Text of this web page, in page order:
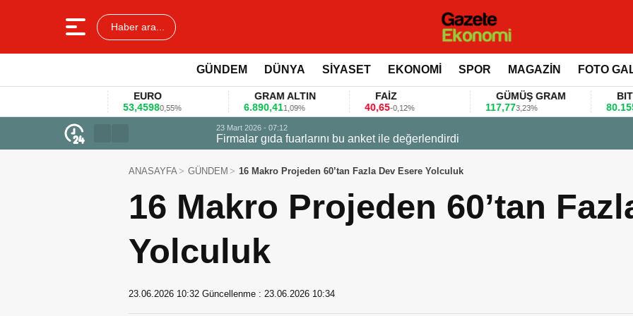
Haber ara...
GÜNDEM DÜNYA SİYASET EKONOMİ SPOR MAGAZİN FOTO
EURO
0,55%
GRAM ALTIN
6.890,41 1,09% -0,12%
GÜMÜŞ GRAM
3,23%
BITCOIN
80.155,00
0,36%
Firmalar gıda fuarlarını bu anket ile değerlendirdi
ANASAYFA GÜNDEM 16 Makro Projeden 60’tan Fazla Dev Esere Yolculuk
16 Makro Projeden 60’tan
Yolculuk
23.06.2026 10:32 Güncellenme : 23.06.2026 10:34